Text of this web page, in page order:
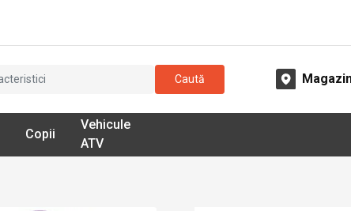
Caută
Copii
Vehicule
ATV